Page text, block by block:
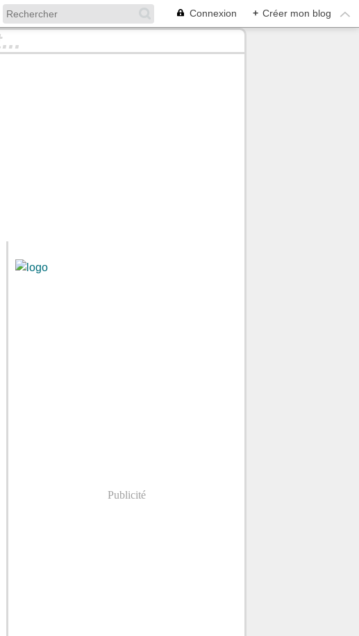
Connexion + Créer mon blog
Publicité